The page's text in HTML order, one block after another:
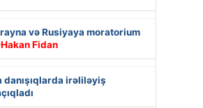
və Rusiyaya moratorium
Fidan
danışıqlarda irəliləyiş